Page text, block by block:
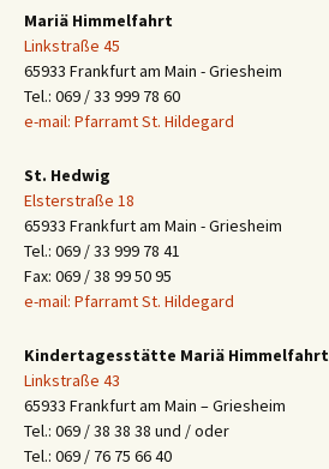
Mariä Himmelfahrt
Linkstraße 45
65933 Frankfurt am Main - Griesheim
Tel.: 069 / 33 999 78 60
e-mail: Pfarramt St. Hildegard
St. Hedwig
Elsterstraße 18
65933 Frankfurt am Main - Griesheim
Tel.: 069 / 33 999 78 41
Fax: 069 / 38 99 50 95
e-mail: Pfarramt St. Hildegard
Kindertagesstätte Mariä Himmelfahrt
Linkstraße 43
65933 Frankfurt am Main – Griesheim
Tel.: 069 / 38 38 38 und / oder
Tel.: 069 / 76 75 66 40